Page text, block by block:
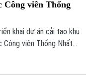
viên Thống
khai dự án cải tạo khu
viên Thống Nhất